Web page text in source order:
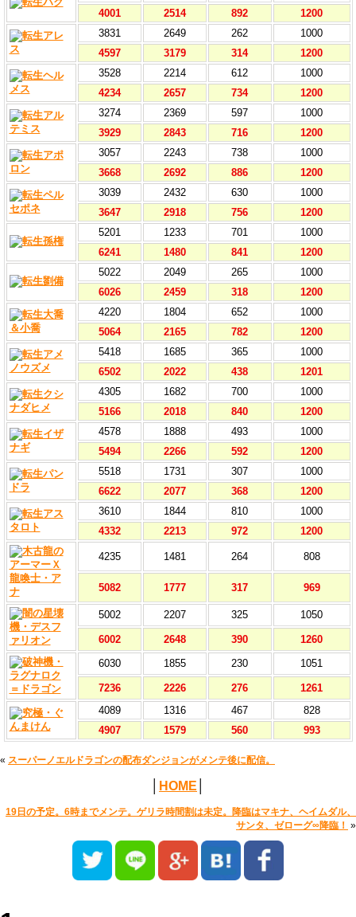
4001
2514 892
1200
3831
2649 262
1000
4597
3179 314
1200
3528
2214 612
1000
4234
2657 734
1200
3274
2369 597
1000
3929
2843 716
1200
3057
2243 738
1000
3668
2692 886
1200
3039
2432 630
1000
3647
2918 756
1200
5201
1233 701
1000
6241
1480 841
1200
5022
2049 265
1000
6026
2459 318
1200
4220
1804 652
1000
5064
2165 782
1200
5418
1685 365
1000
6502
2022 438
1201
4305
1682 700
1000
5166
2018 840
1200
4578
1888 493
1000
5494
2266 592
1200
5518
1731 307
1000
6622
2077 368
1200
3610
1844 810
1000
4332
2213 972 1200
4235 1481 264 808
5082 1777 317 969
5002 2207 325 1050
6002 2648 390
1260
6030
1855 230 1051
7236 2226 276
1261
4089
1316 467
828
4907
1579 560 993
« スーパーノエルドラゴンの配布ダンジョンがメンテ後に配信。
HOME
19日の予定。6時までメンテ。ゲリラ時間割は未定。降臨はマキナ、ヘイムダル、
サンタ、ゼローグ∞降臨！ »